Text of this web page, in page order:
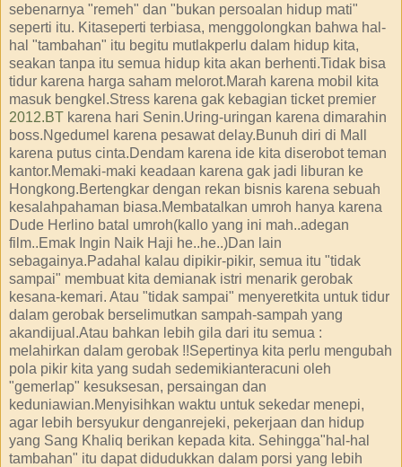
sebenarnya "remeh" dan "bukan persoalan hidup mati"
seperti itu. Kitaseperti terbiasa, menggolongkan bahwa hal-
hal "tambahan" itu begitu mutlakperlu dalam hidup kita,
seakan tanpa itu semua hidup kita akan berhenti.Tidak bisa
tidur karena harga saham melorot.Marah karena mobil kita
masuk bengkel.Stress karena gak kebagian ticket premier
2012.BT karena hari Senin.Uring-uringan karena dimarahin
boss.Ngedumel karena pesawat delay.Bunuh diri di Mall
karena putus cinta.Dendam karena ide kita diserobot teman
kantor.Memaki-maki keadaan karena gak jadi liburan ke
Hongkong.Bertengkar dengan rekan bisnis karena sebuah
kesalahpahaman biasa.Membatalkan umroh hanya karena
Dude Herlino batal umroh(kallo yang ini mah..adegan
film..Emak Ingin Naik Haji he..he..)Dan lain
sebagainya.Padahal kalau dipikir-pikir, semua itu "tidak
sampai" membuat kita demianak istri menarik gerobak
kesana-kemari. Atau "tidak sampai" menyeretkita untuk tidur
dalam gerobak berselimutkan sampah-sampah yang
akandijual.Atau bahkan lebih gila dari itu semua :
melahirkan dalam gerobak !!Sepertinya kita perlu mengubah
pola pikir kita yang sudah sedemikianteracuni oleh
"gemerlap" kesuksesan, persaingan dan
keduniawian.Menyisihkan waktu untuk sekedar menepi,
agar lebih bersyukur denganrejeki, pekerjaan dan hidup
yang Sang Khaliq berikan kepada kita. Sehingga"hal-hal
tambahan" itu dapat didudukkan dalam porsi yang lebih